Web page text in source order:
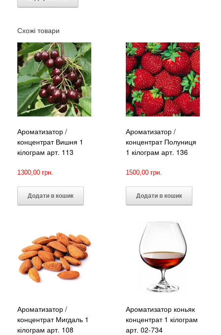
Схожі товари
Ароматизатор /
концентрат Вишня 1
кілограм арт. 113
1300,00 грн.
Додати в кошик
Ароматизатор /
концентрат Полуниця
1 кілограм арт. 136
1500,00грн.
Додати в кошик
Ароматизатор /
концентрат Мигдаль 1
кілограм арт. 108
Ароматизатор коньяк
концентрат 1 кілограм
арт. 02-734